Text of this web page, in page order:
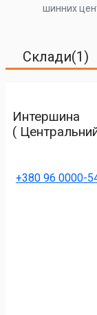
шинних
Склади(1)
Интершина
(
+380 96 0000-